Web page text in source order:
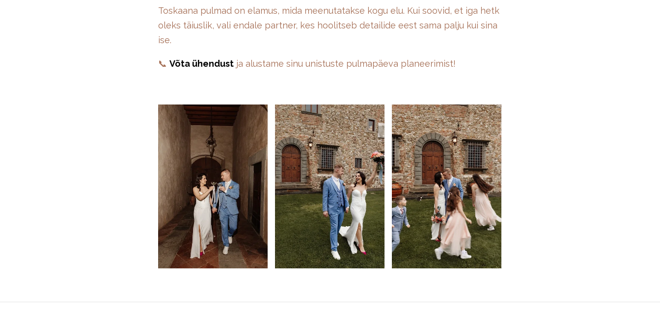
Toskaana pulmad on elamus, mida meenutatakse kogu elu. Kui soovid, et iga hetk
oleks täiuslik, vali endale partner, kes hoolitseb detailide eest sama palju kui sina
ise.
📞 Võta ühendust ja alustame sinu unistuste pulmapäeva planeerimist!